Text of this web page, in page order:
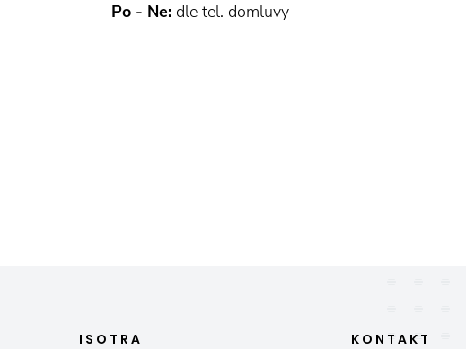
Po - Ne: dle tel. domluvy
ISOTRA KONTAKT